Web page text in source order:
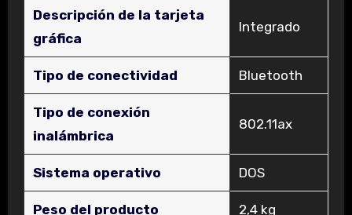
Descripción de la tarjeta
gráfica
‎Integrado
Tipo de conectividad ‎Bluetooth
Tipo de conexión
inalámbrica
‎802.11ax
Sistema operativo ‎DOS
Peso del producto ‎2,4 kg